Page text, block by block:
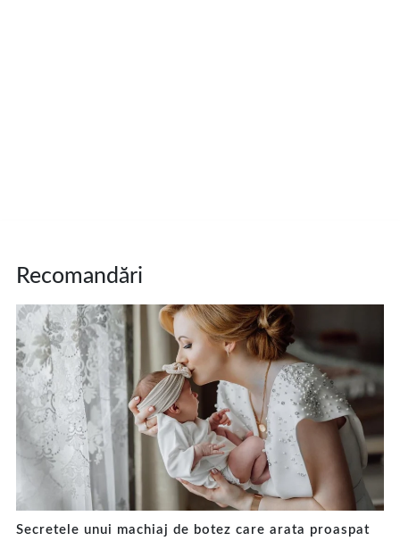
Recomandări
Secretele unui machiaj de botez care arata proaspat